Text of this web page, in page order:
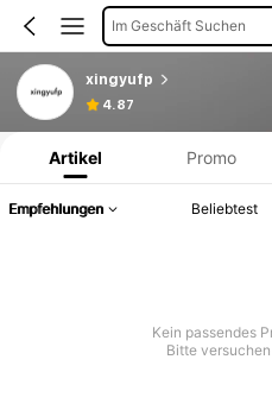
Im Geschäft Suchen
xingyufp
4.87
Produktinformation: Preisangabe,
Artikel Promo
Empfehlungen Beliebtest
Kein passendes
Bitte